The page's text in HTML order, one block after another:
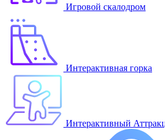
Игровой скалодром
Интерактивная горка
Интерактивный